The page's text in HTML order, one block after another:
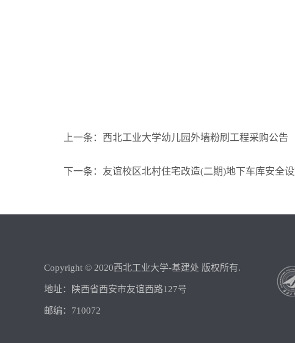
上一条：西北工业大学幼儿园外墙粉刷工程采购公告
下一条：友谊校区北村住宅改造(二期)地下车库安全
Copyright © 2020西北工业大学-基建处 版权所有.
地址：陕西省西安市友谊西路127号
邮编：710072